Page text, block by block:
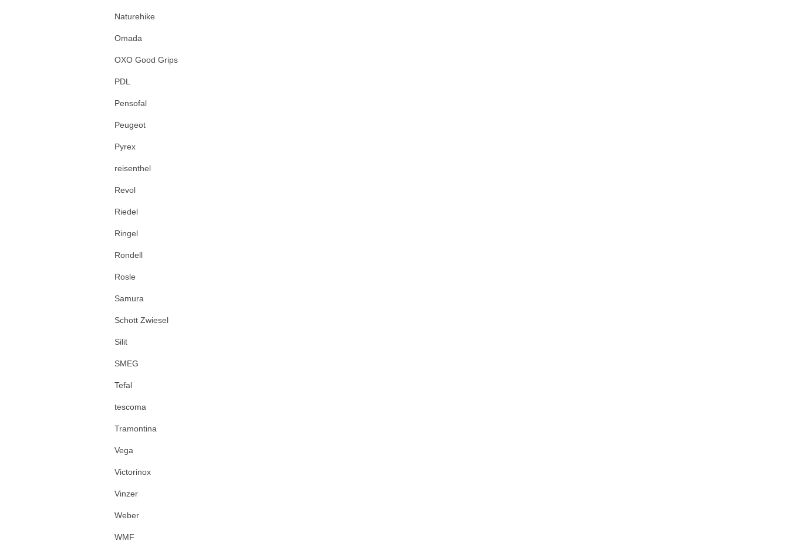
Naturehike
Omada
OXO Good Grips
PDL
Pensofal
Peugeot
Pyrex
reisenthel
Revol
Riedel
Ringel
Rondell
Rosle
Samura
Schott Zwiesel
Silit
SMEG
Tefal
tescoma
Tramontina
Vega
Victorinox
Vinzer
Weber
WMF